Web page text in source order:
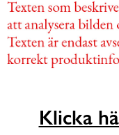
Klicka